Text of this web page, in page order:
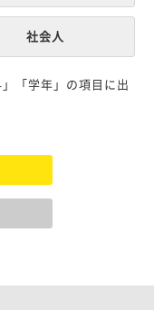
社会人
「学年」の項目に出